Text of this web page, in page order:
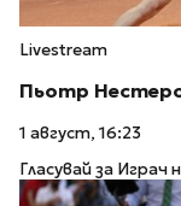
Livestream
Пьотр
1 август, 16:23
Гласувай за